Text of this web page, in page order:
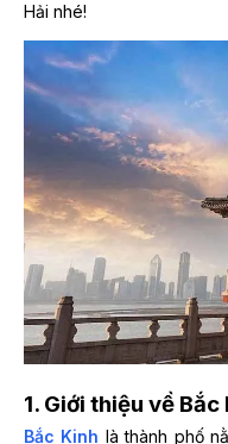
Hải nhé!
1. Giới thiệu về
Bắc Kinh là thành phố